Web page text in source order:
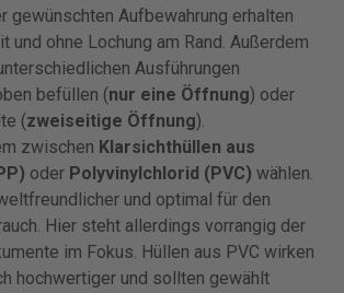
gewünschten Aufbewahrung erhalten
und ohne Lochung am Rand. Außerdem
Ausführungen
befüllen (nur eine Öffnung) oder
(zweiseitige Öffnung).
zwischen Klarsichthüllen aus
oder Polyvinylchlorid (PVC) wählen.
und optimal für den
Hier steht allerdings vorrangig der
im Fokus. Hüllen aus PVC wirken
hochwertiger und sollten gewählt